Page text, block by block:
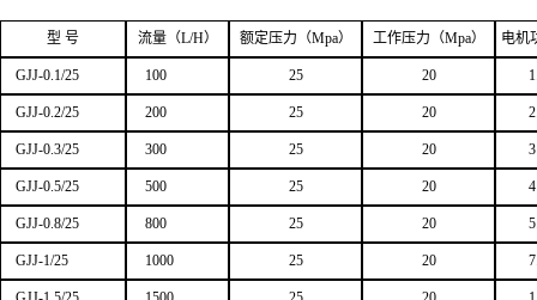
型 号 流量（L/H） 额定压力 （Mpa） 工作压力 （Mpa） 电机
GJJ-0.1/25 100 25 20
GJJ-0.2/25 200 25 20
GJJ-0.3/25 300 25 20 3
GJJ-0.5/25 500 25 20 4
GJJ-0.8/25 800 25 20
GJJ-1/25 1000 25 20